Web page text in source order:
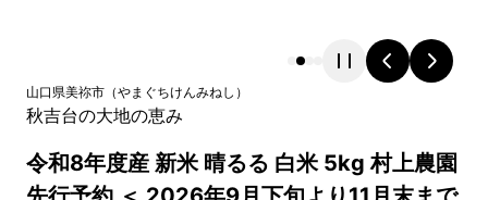
山口県美祢市 （やまぐちけんみねし ）
秋吉台の大地の恵み
令和8年度産 新米 晴るる 白米 5kg 村上農園